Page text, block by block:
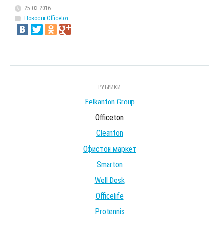
25.03.2016
Новости Officeton
РУБРИКИ
Belkanton Group
Officeton
Cleanton
Офистон маркет
Smarton
Well Desk
Officelife
Protennis